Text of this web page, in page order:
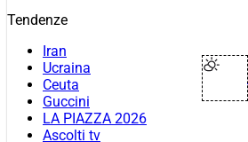
Tendenze
Iran
Ucraina
Ceuta
Guccini
LA PIAZZA 2026
Ascolti tv